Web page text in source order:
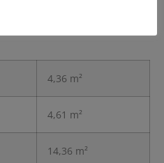
4,36 m²
4,61 m²
14,36 m²